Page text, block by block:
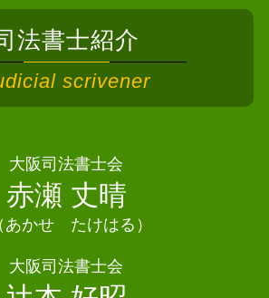
貸
宅ローン
ずかしい
レジットカード
類
弟
務化 過去の相続
独身
談
登記
議書 必要書類
配偶者なし
名義 相続
方
議 土地
法書士 茨木市
士 泉大津市
士 豊中市
士 能勢町
法書士 八尾市
士 東大阪市
士 豊能町
法書士 富田林市
法書士 交野市
士 大阪市
法書士紹介
scrivener
大阪司法書士会
赤瀬 丈晴
あかせ たけはる）
大阪司法書士会